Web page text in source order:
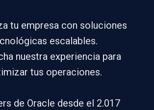
tu empresa con soluciones
escalables.
nuestra experiencia para
tus operaciones.
de Oracle desde el 2.017